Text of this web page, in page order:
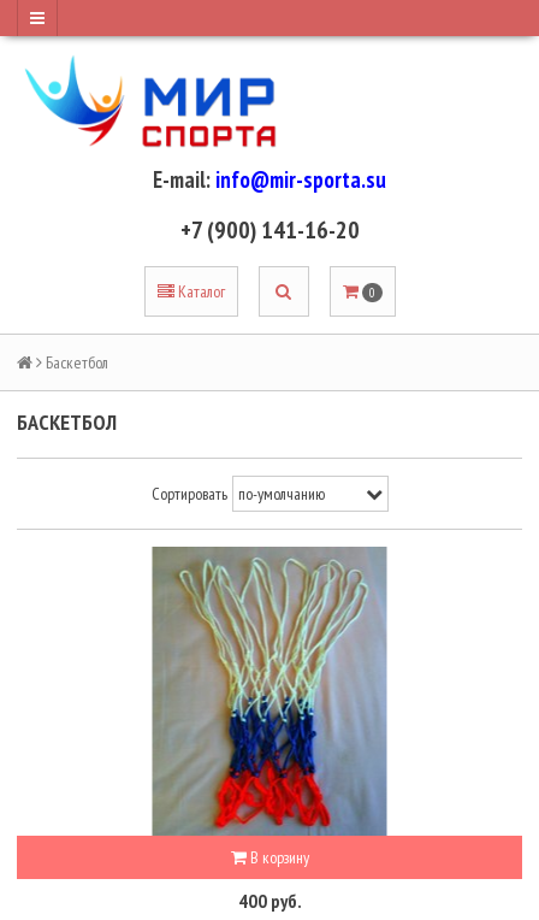
E-mail: info@mir-sporta.su
+7 (900) 141-16-20
Каталог 0
Баскетбол
БАСКЕТБОЛ
Сортировать
В корзину
400 руб.